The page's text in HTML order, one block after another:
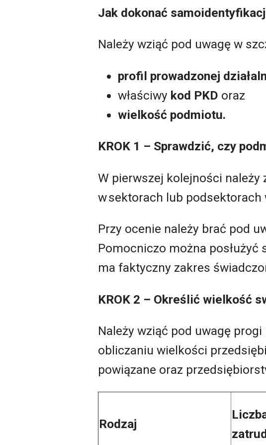
Jak dokonać
Należy wziąć pod uwagę w
profil prowadzonej
właściwy kod PKD oraz
wielkość podmiotu.
KROK 1 – Sprawdzić, czy
W pierwszej kolejności należy
w sektorach lub podsektorach
Przy ocenie należy brać pod
Pomocniczo można posłużyć
ma faktyczny zakres
KROK 2 – Określić wielkość
Należy wziąć pod uwagę
obliczaniu wielkości
powiązane oraz
Rodzaj